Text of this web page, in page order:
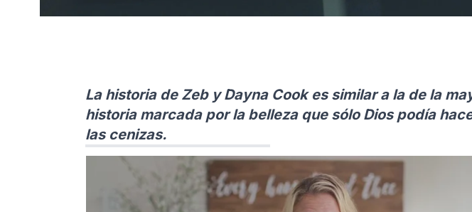
La historia de Zeb y Dayna Cook es similar a la de la
historia marcada por la belleza que sólo Dios podía
las cenizas.